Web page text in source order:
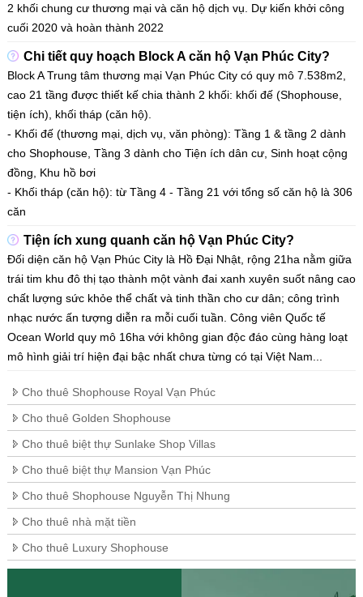
2 khối chung cư thương mại và căn hộ dịch vụ. Dự kiến khởi công
cuối 2020 và hoàn thành 2022
Chi tiết quy hoạch Block A căn hộ Vạn Phúc City?
Block A Trung tâm thương mại Vạn Phúc City có quy mô 7.538m2,
cao 21 tầng được thiết kế chia thành 2 khối: khối đế (Shophouse,
tiện ích), khối tháp (căn hộ).
- Khối đế (thương mại, dịch vụ, văn phòng): Tầng 1 & tầng 2 dành
cho Shophouse, Tầng 3 dành cho Tiện ích dân cư, Sinh hoạt cộng
đồng, Khu hồ bơi
​​​​​​​- Khối tháp (căn hộ): từ Tầng 4 - Tầng 21 với tổng số căn hộ là 306
căn
Tiện ích xung quanh căn hộ Vạn Phúc City?
Đối diện căn hộ Vạn Phúc City là Hồ Đại Nhật, rộng 21ha nằm giữa
trái tim khu đô thị tạo thành một vành đai xanh xuyên suốt nâng cao
chất lượng sức khỏe thể chất và tinh thần cho cư dân; công trình
nhạc nước ấn tượng diễn ra mỗi cuối tuần. Công viên Quốc tế
Ocean World quy mô 16ha với không gian độc đáo cùng hàng loạt
mô hình giải trí hiện đại bậc nhất chưa từng có tại Việt Nam...
Cho thuê Shophouse Royal Vạn Phúc
Cho thuê Golden Shophouse
Cho thuê biệt thự Sunlake Shop Villas
Cho thuê biệt thự Mansion Vạn Phúc
Cho thuê Shophouse Nguyễn Thị Nhung
Cho thuê nhà mặt tiền
Cho thuê Luxury Shophouse